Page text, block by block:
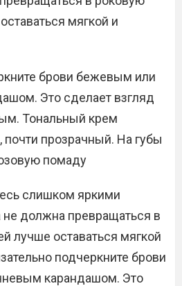
мягкой и
брови бежевым или
Это сделает взгляд
Тональный крем
почти прозрачный. На губы
помаду
слишком яркими
не должна превращаться в
лучше оставаться мягкой
подчеркните брови
карандашом. Это